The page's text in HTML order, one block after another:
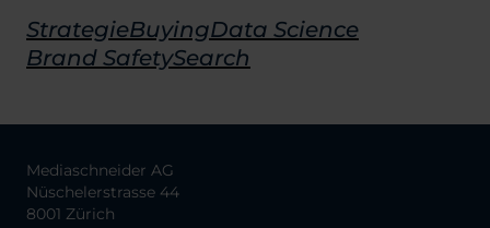
StrategieBuyingData Science
Brand SafetySearch
Mediaschneider AG
Nüschelerstrasse 44
8001 Zürich